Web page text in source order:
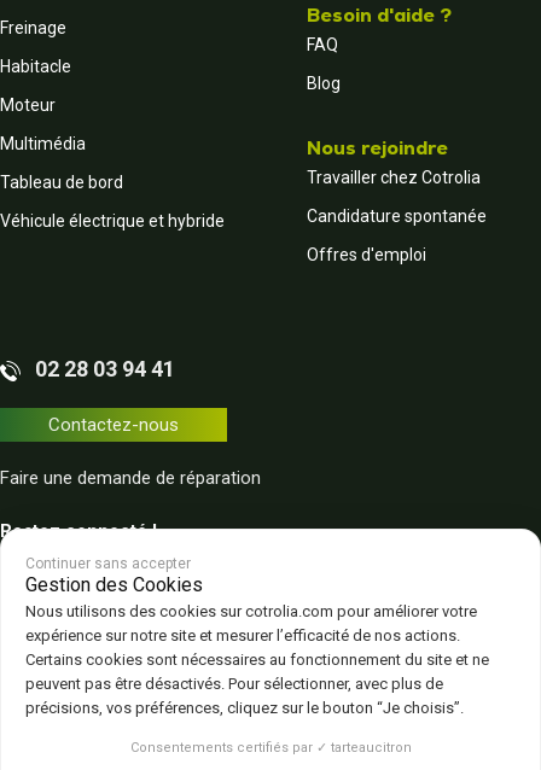
Freinage
Habitacle
Moteur
Multimédia
Tableau de bord
Véhicule électrique et hybride
Besoin d'aide ?
FAQ
Blog
Nous rejoindre
Travailler chez Cotrolia
Candidature spontanée
Offres d'emploi
02 28 03 94 41
Contactez-nous
Faire une demande de réparation
Restez connecté !
Plan du site Politique de confidentialité Mentions légales
Gestion des cookies
Continuer sans accepter
Gestion des Cookies
Nous utilisons des cookies sur cotrolia.com pour améliorer votre
expérience sur notre site et mesurer l’efficacité de nos actions.
Certains cookies sont nécessaires au fonctionnement du site et ne
peuvent pas être désactivés. Pour sélectionner, avec plus de
précisions, vos préférences, cliquez sur le bouton “Je choisis”.
Consentements certifiés par ✓ tarteaucitron